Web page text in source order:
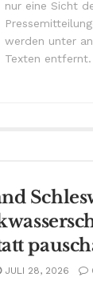
nur eine Sicht
werden unter
Texten entfernt.
JULI 28, 2026